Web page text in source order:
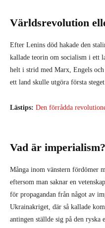
Världsrevolution
Efter Lenins död hakade den
kallade teorin om socialism i ett
helt i strid med Marx, Engels
ett land skulle utgöra första
Lästips: Den förrådda
Vad är imperialism?
Många inom vänstern fördömer
eftersom man saknar en
för propagandan från något av
Ukrainakriget, där så kallade
antingen ställde sig på den